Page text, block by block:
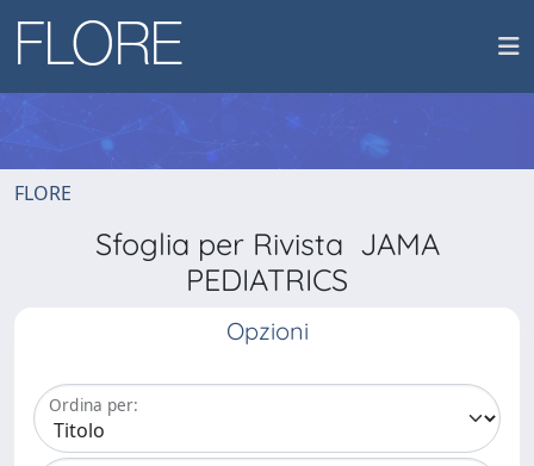
FLORE
Sfoglia per Rivista JAMA
PEDIATRICS
Opzioni
Ordina per: